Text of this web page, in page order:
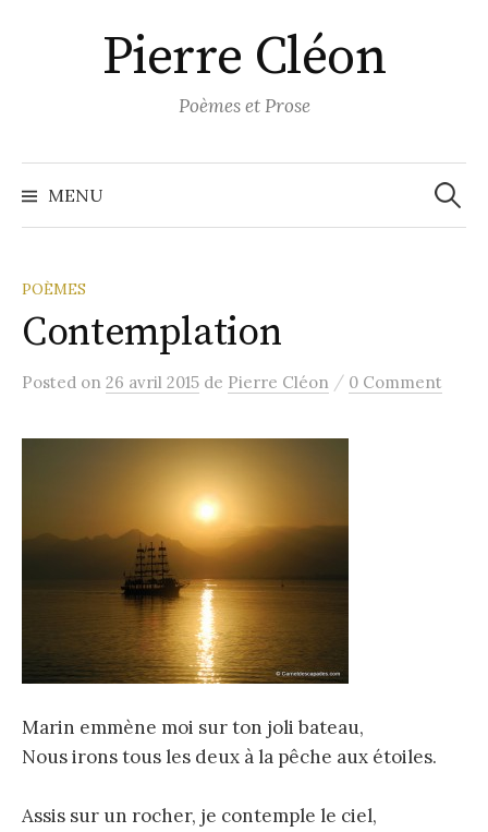
Pierre Cléon
Poèmes et Prose
MENU
POÈMES
Contemplation
Posted on 26 avril 2015 de Pierre Cléon / 0 Comment
Marin emmène moi sur ton joli bateau,
Nous irons tous les deux à la pêche aux étoiles.
Assis sur un rocher, je contemple le ciel,